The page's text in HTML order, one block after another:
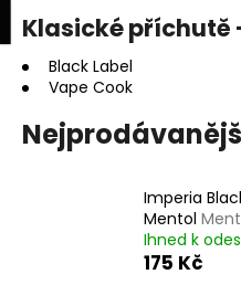
Přejít
na
obsah
Klasické příchutě
Black Label
Vape Cook
Imperia
Mentol
Ihned k
175 Kč
o Zpět
Zpět
C
o